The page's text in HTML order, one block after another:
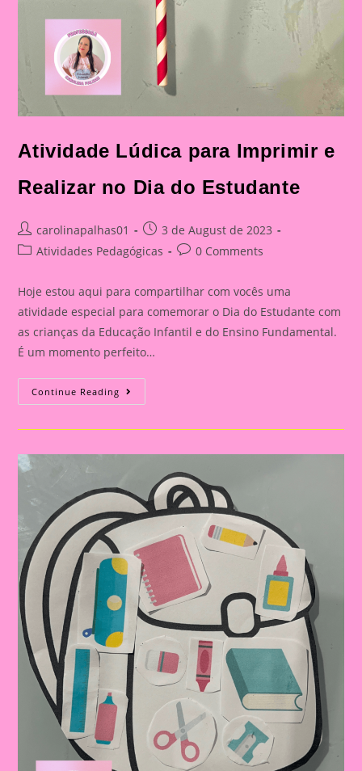
Atividade Lúdica para Imprimir e
Realizar no Dia do Estudante
Post
author:
carolinapalhas01
Post
published:
3 de August de 2023
PostAtividades Pedagógicas
Post0 Comments
Hoje estou aqui para compartilhar com vocês uma
atividade especial para comemorar o Dia do Estudante com
as crianças da Educação Infantil e do Ensino Fundamental.
É um momento perfeito…
Continue Reading Atividade
Lúdica
Imprimir
No
Estudante